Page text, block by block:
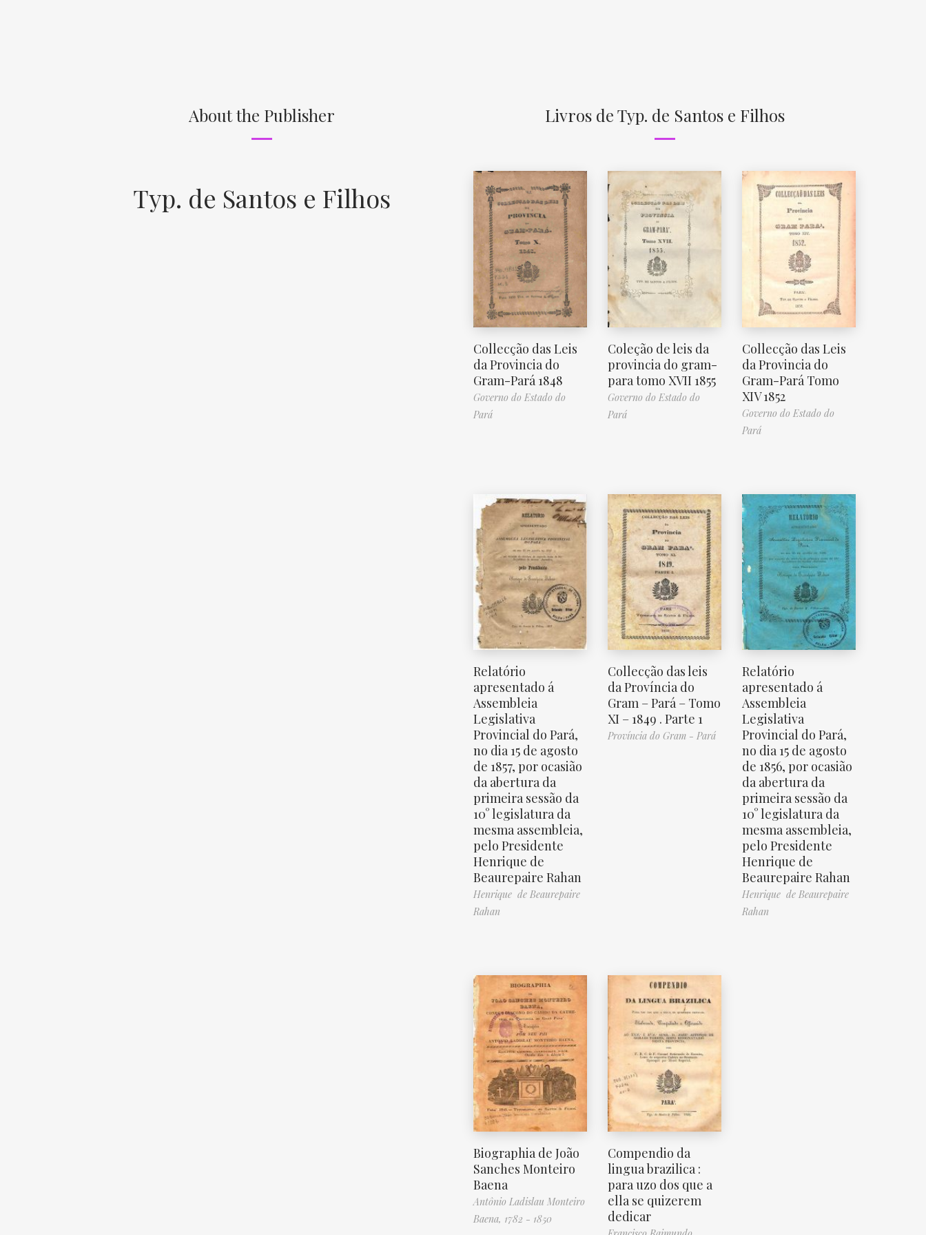
About the Publisher
Typ. de Santos e Filhos
Livros de Typ. de Santos e Filhos
Collecção das Leis
da Provincia do
Gram-Pará 1848
Governo do Estado do
Pará
Coleção de leis da
provincia do gram-
para tomo XVII 1855
Governo do Estado do
Pará
Collecção das Leis
da Provincia do
Gram-Pará Tomo
XIV 1852
Governo do Estado do
Pará
Relatório
apresentado á
Assembleia
Legislativa
Provincial do Pará,
no dia 15 de agosto
de 1857, por ocasião
da abertura da
primeira sessão da
10° legislatura da
mesma assembleia,
pelo Presidente
Henrique de
Beaurepaire Rahan
Henrique de Beaurepaire
Rahan
Collecção das leis
da Província do
Gram – Pará – Tomo
XI – 1849 . Parte 1
Província do Gram - Pará
Relatório
apresentado á
Assembleia
Legislativa
Provincial do Pará,
no dia 15 de agosto
de 1856, por ocasião
da abertura da
primeira sessão da
10° legislatura da
mesma assembleia,
pelo Presidente
Henrique de
Beaurepaire Rahan
Henrique de Beaurepaire
Rahan
Biographia de João
Sanches Monteiro
Baena
Antônio Ladislau Monteiro
Baena, 1782 - 1850
Compendio da
lingua brazilica :
para uzo dos que a
ella se quizerem
dedicar